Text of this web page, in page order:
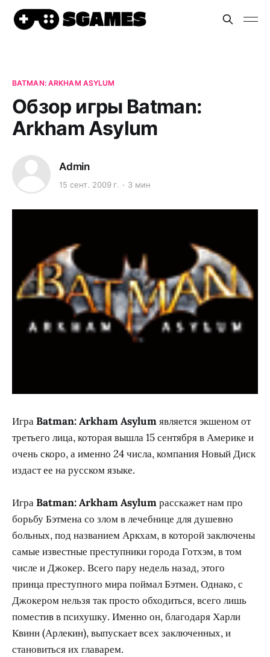
BATMAN: ARKHAM ASYLUM
Обзор игры Batman:
Arkham Asylum
Admin
15 сент. 2009 г. 3 мин
ИграBatman: Arkham Asylumявляется экшеном от
третьего лица, которая вышла 15 сентября в Америке и
очень скоро, а именно 24 числа, компания Новый Диск
издаст ее на русском языке.
ИграBatman: Arkham Asylumрасскажет нам про
борьбу Бэтмена со злом в лечебнице для душевно
больных, под названием Аркхам, в которой заключены
самые известные преступники города Готхэм, в том
числе и Джокер. Всего пару недель назад, этого
принца преступного мира поймал Бэтмен. Однако, с
Джокером нельзя так просто обходиться, всего лишь
поместив в психушку. Именно он, благодаря Харли
Квинн (Арлекин), выпускает всех заключенных, и
становиться их главарем.